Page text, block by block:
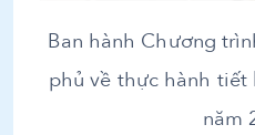
Ban hành Chương
phủ về thực hành
năm